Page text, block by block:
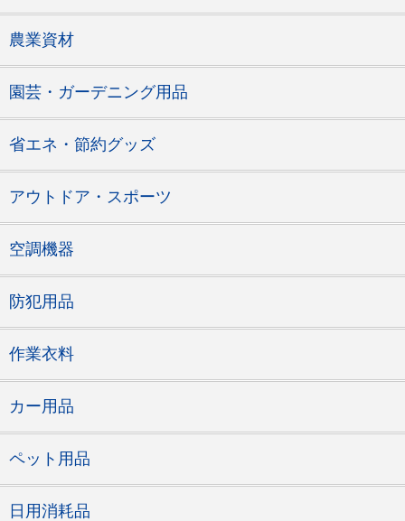
農業資材
園芸・ガーデニング用品
省エネ・節約グッズ
アウトドア・スポーツ
空調機器
防犯用品
作業衣料
カー用品
ペット用品
日用消耗品